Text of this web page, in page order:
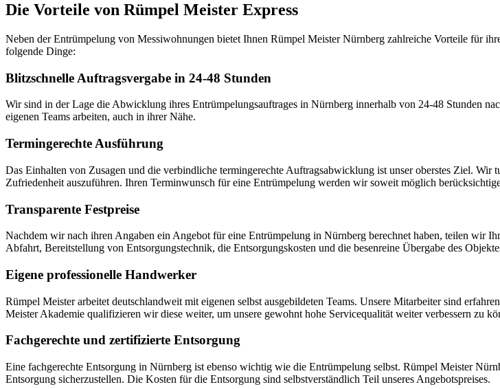
Die Vorteile von Rümpel Meister Express
Neben der Entrümpelung von Messiwohnungen bietet Ihnen Rümpel Meister Nürnberg zahlreiche Vorteile für
folgende Dinge:
Blitzschnelle Auftragsvergabe in 24-48 Stunden
Wir sind in der Lage die Abwicklung ihres Entrümpelungsauftrages in Nürnberg innerhalb von 24-48 Stunden
eigenen Teams arbeiten, auch in ihrer Nähe.
Termingerechte Ausführung
Das Einhalten von Zusagen und die verbindliche termingerechte Auftragsabwicklung ist unser oberstes Ziel.
Zufriedenheit auszuführen. Ihren Terminwunsch für eine Entrümpelung werden wir soweit möglich
Transparente Festpreise
Nachdem wir nach ihren Angaben ein Angebot für eine Entrümpelung in Nürnberg berechnet haben, teilen wir
Abfahrt, Bereitstellung von Entsorgungstechnik, die Entsorgungskosten und die besenreine Übergabe des
Eigene professionelle Handwerker
Rümpel Meister arbeitet deutschlandweit mit eigenen selbst ausgebildeten Teams. Unsere Mitarbeiter sind
Meister Akademie qualifizieren wir diese weiter, um unsere gewohnt hohe Servicequalität weiter verbessern zu
Fachgerechte und zertifizierte Entsorgung
Eine fachgerechte Entsorgung in Nürnberg ist ebenso wichtig wie die Entrümpelung selbst. Rümpel Meister
Entsorgung sicherzustellen. Die Kosten für die Entsorgung sind selbstverständlich Teil unseres Angebotspreises.